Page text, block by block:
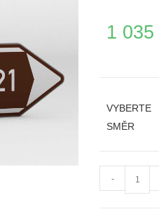
1 035
VYBERTE
SMĚR
-